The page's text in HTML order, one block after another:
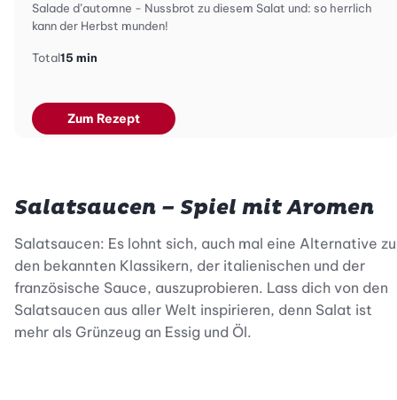
Salade d’automne - Nussbrot zu diesem Salat und: so herrlich
kann der Herbst munden!
Total15 min
Zum Rezept
Salatsaucen – Spiel mit Aromen
Salatsaucen: Es lohnt sich, auch mal eine Alternative zu
den bekannten Klassikern, der italienischen und der
französische Sauce, auszuprobieren. Lass dich von den
Salatsaucen aus aller Welt inspirieren, denn Salat ist
mehr als Grünzeug an Essig und Öl.